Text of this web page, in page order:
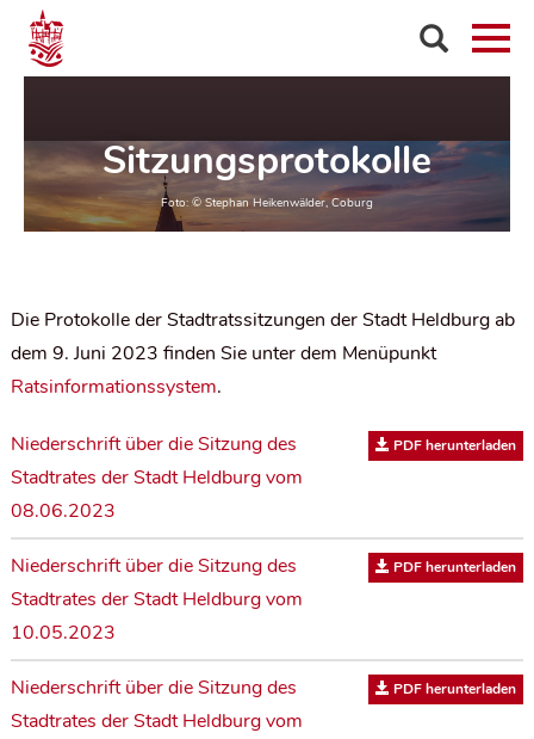
Sitzungsprotokolle
Die Protokolle der Stadtratssitzungen der Stadt Heldburg ab
dem 9. Juni 2023 finden Sie unter dem Menüpunkt
Ratsinformationssystem.
Niederschrift über die Sitzung des
Stadtrates der Stadt Heldburg vom
08.06.2023
PDF herunterladen
Niederschrift über die Sitzung des
Stadtrates der Stadt Heldburg vom
10.05.2023
PDF herunterladen
Niederschrift über die Sitzung des
Stadtrates der Stadt Heldburg vom
PDF herunterladen